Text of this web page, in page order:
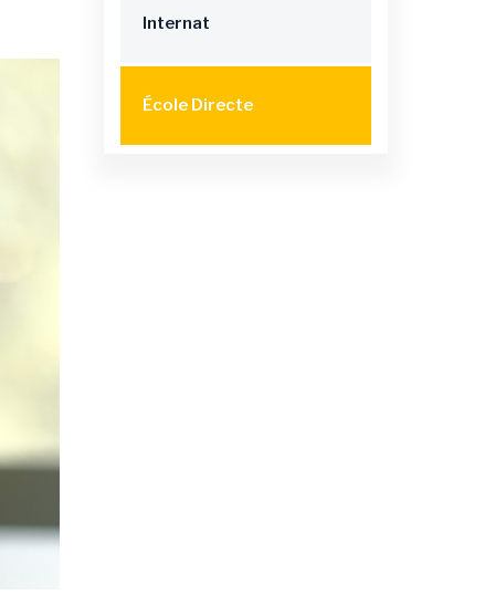
Internat
École Directe